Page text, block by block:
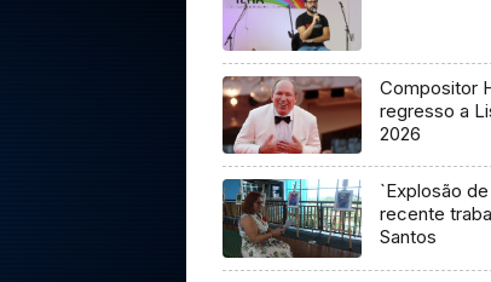
Compositor
regresso a
2026
`Explosão
recente
Santos